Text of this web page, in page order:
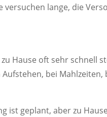
lange, die
Hause oft sehr schnell
bei Mahlzeiten,
ist geplant, aber zu